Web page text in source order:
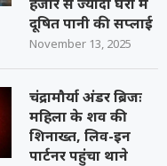
दूषित पानी की सप्लाई
November 13, 2025
चंद्रामौर्या अंडर ब्रिजः
महिला के शव की
शिनाख्त, लिव-इन
पार्टनर पहुंचा थाने